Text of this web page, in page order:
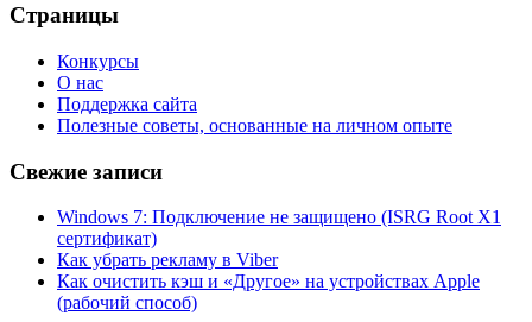
Страницы
Конкурсы
О нас
Поддержка сайта
Полезные советы, основанные на личном опыте
Свежие записи
Windows 7: Подключение не защищено (ISRG Root X1
сертификат)
Как убрать рекламу в Viber
Как очистить кэш и «Другое» на устройствах Apple
(рабочий способ)